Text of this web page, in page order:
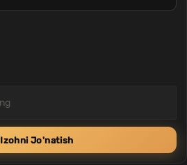
Izohni Jo'natish